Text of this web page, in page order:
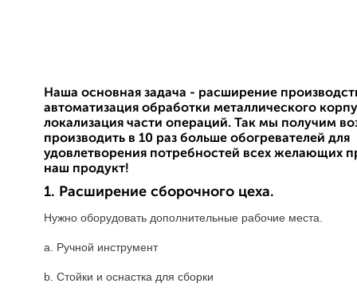
Наша основная задача - расширение
автоматизация обработки металлического
локализация части операций. Так мы получим
производить в 10 раз больше обогревателей для
удовлетворения потребностей всех желающих
наш продукт!
1. Расширение сборочного цеха.
Нужно оборудовать дополнительные рабочие места.
a. Ручной инструмент
b. Стойки и оснастка для сборки